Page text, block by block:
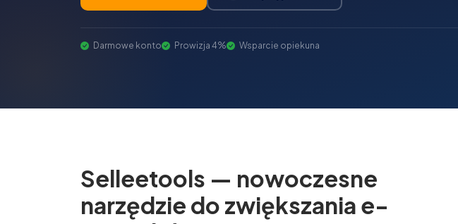
Darmowe konto Prowizja 4% Wsparcie opiekuna
Selleetools — nowoczesne
narzędzie do zwiększania e-